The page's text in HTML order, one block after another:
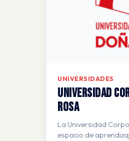
UNIVERSIDADES
Universidad
ROSA
La Universidad
espacio de